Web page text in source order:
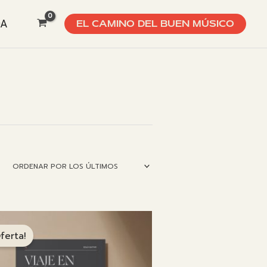
EL CAMINO DEL BUEN MÚSICO